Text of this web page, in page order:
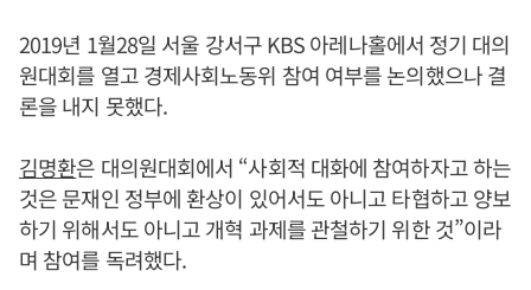
2019년 1월28일 서울 강서구 KBS 아레나홀에서 정기 대의
원대회를 열고 경제사회노동위 참여 여부를 논의했으나 결
론을 내지 못했다.
김명환은 대의원대회에서 “사회적 대화에 참여하자고 하는
것은 문재인 정부에 환상이 있어서도 아니고 타협하고 양보
하기 위해서도 아니고 개혁 과제를 관철하기 위한 것”이라
며 참여를 독려했다.